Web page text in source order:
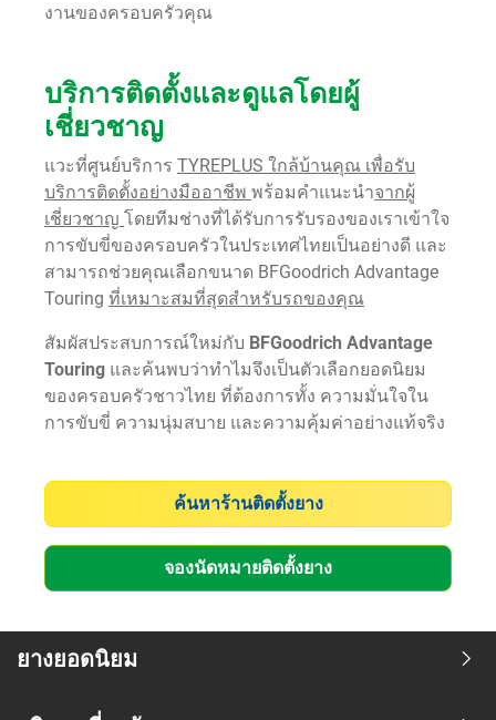
งานของครอบครัวคุณ
บริการติดตั้งและดูแลโดยผู้
เชี่ยวชาญ
แวะที่ศูนย์บริการ TYREPLUS ใกล้บ้านคุณ เพื่อรับ
บริการติดตั้งอย่างมืออาชีพ พร้อมคำแนะนำจากผู้
เชี่ยวชาญ โดยทีมช่างที่ได้รับการรับรองของเราเข้าใจ
การขับขี่ของครอบครัวในประเทศไทยเป็นอย่างดี และ
สามารถช่วยคุณเลือกขนาด BFGoodrich Advantage
Touring ที่เหมาะสมที่สุดสำหรับรถของคุณ
สัมผัสประสบการณ์ใหม่กับ BFGoodrich Advantage
Touring และค้นพบว่าทำไมจึงเป็นตัวเลือกยอดนิยม
ของครอบครัวชาวไทย ที่ต้องการทั้ง ความมั่นใจใน
การขับขี่ ความนุ่มสบาย และความคุ้มค่าอย่างแท้จริง
ค้นหาร้านติดตั้งยาง
จองนัดหมายติดตั้งยาง
ยางยอดนิยม